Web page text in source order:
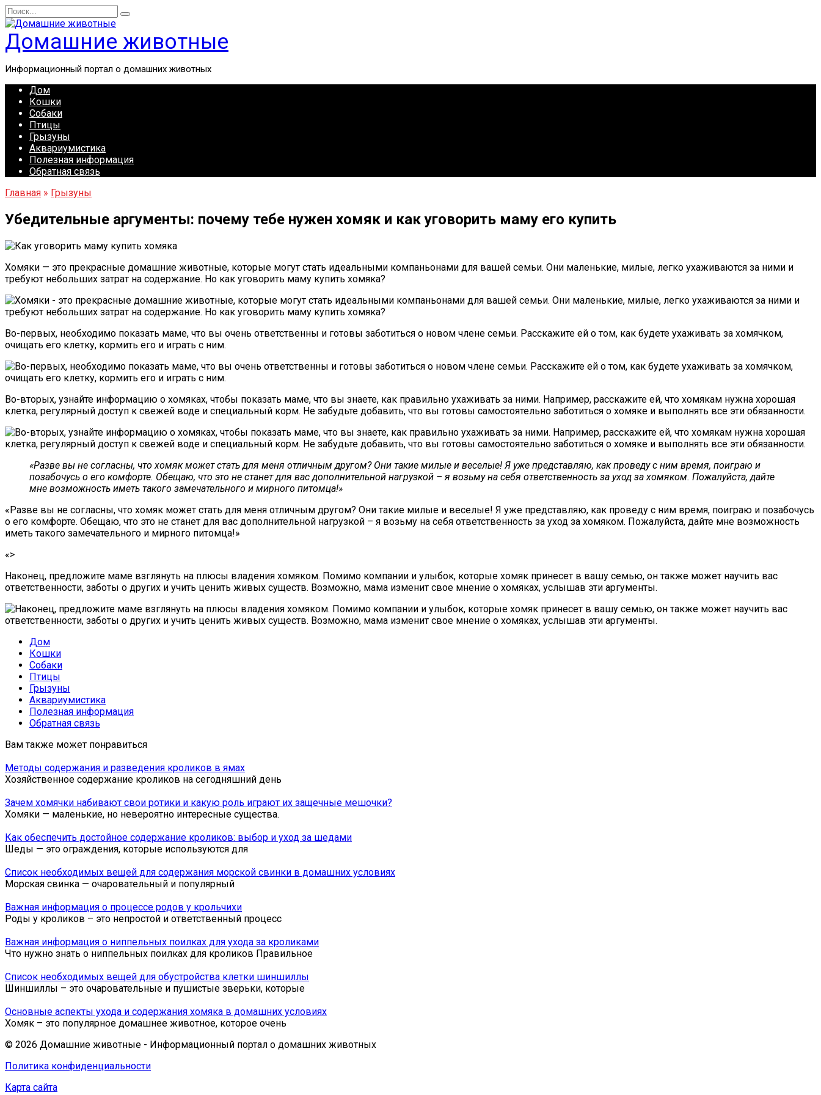
Перейти
к
содержанию
Search
for:
Домашние животные
Информационный портал о домашних животных
Дом
Кошки
Собаки
Птицы
Грызуны
Аквариумистика
Полезная информация
Обратная связь
Главная » Грызуны
Убедительные аргументы: почему тебе нужен хомяк и как уговорить маму его купить
Хомяки — это прекрасные домашние животные, которые могут стать идеальными компаньонами для вашей семьи. Они маленькие, милые, легко ухаживаются за ними и
требуют небольших затрат на содержание. Но как уговорить маму купить хомяка?
Во-первых, необходимо показать маме, что вы очень ответственны и готовы заботиться о новом члене семьи. Расскажите ей о том, как будете ухаживать за хомячком,
очищать его клетку, кормить его и играть с ним.
Во-вторых, узнайте информацию о хомяках, чтобы показать маме, что вы знаете, как правильно ухаживать за ними. Например, расскажите ей, что хомякам нужна хорошая
клетка, регулярный доступ к свежей воде и специальный корм. Не забудьте добавить, что вы готовы самостоятельно заботиться о хомяке и выполнять все эти обязанности.
«Разве вы не согласны, что хомяк может стать для меня отличным другом? Они такие милые и веселые! Я уже представляю, как проведу с ним время, поиграю и
позабочусь о его комфорте. Обещаю, что это не станет для вас дополнительной нагрузкой – я возьму на себя ответственность за уход за хомяком. Пожалуйста, дайте
мне возможность иметь такого замечательного и мирного питомца!»
«Разве вы не согласны, что хомяк может стать для меня отличным другом? Они такие милые и веселые! Я уже представляю, как проведу с ним время, поиграю и позабочусь
о его комфорте. Обещаю, что это не станет для вас дополнительной нагрузкой – я возьму на себя ответственность за уход за хомяком. Пожалуйста, дайте мне возможность
иметь такого замечательного и мирного питомца!»
«>
Наконец, предложите маме взглянуть на плюсы владения хомяком. Помимо компании и улыбок, которые хомяк принесет в вашу семью, он также может научить вас
ответственности, заботы о других и учить ценить живых существ. Возможно, мама изменит свое мнение о хомяках, услышав эти аргументы.
Дом
Кошки
Собаки
Птицы
Грызуны
Аквариумистика
Полезная информация
Обратная связь
Вам также может понравиться
Методы содержания и разведения кроликов в ямах
Хозяйственное содержание кроликов на сегодняшний день
Зачем хомячки набивают свои ротики и какую роль играют их защечные мешочки?
Хомяки — маленькие, но невероятно интересные существа.
Как обеспечить достойное содержание кроликов: выбор и уход за шедами
Шеды — это ограждения, которые используются для
Список необходимых вещей для содержания морской свинки в домашних условиях
Морская свинка — очаровательный и популярный
Важная информация о процессе родов у крольчихи
Роды у кроликов – это непростой и ответственный процесс
Важная информация о ниппельных поилках для ухода за кроликами
Что нужно знать о ниппельных поилках для кроликов Правильное
Список необходимых вещей для обустройства клетки шиншиллы
Шиншиллы – это очаровательные и пушистые зверьки, которые
Основные аспекты ухода и содержания хомяка в домашних условиях
Хомяк – это популярное домашнее животное, которое очень
© 2026 Домашние животные - Информационный портал о домашних животных
Политика конфиденциальности
Карта сайта